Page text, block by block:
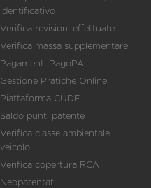
identificativo
Verifica revisioni effettuate
Verifica massa supplementare
Pagamenti PagoPA
Gestione Pratiche Online
Piattaforma CUDE
Saldo punti patente
Verifica classe ambientale
veicolo
Verifica copertura RCA
Neopatentati